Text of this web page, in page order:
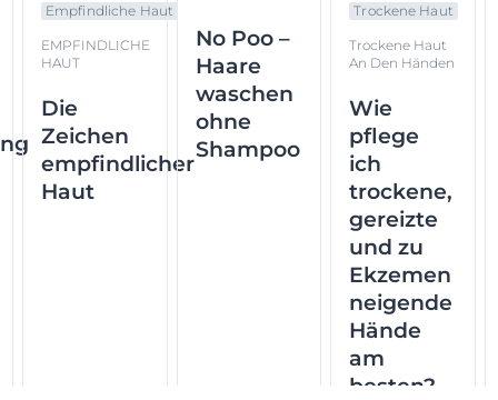
Empfindliche Haut
EMPFINDLICHE
HAUT
Die
Zeichen
empfindlicher
Haut
No Poo –
Haare
waschen
ohne
Shampoo
Trockene Haut
Trockene Haut
An Den Händen
Wie
pflege
ich
trockene,
gereizte
und zu
Ekzemen
neigende
Hände
am
besten?